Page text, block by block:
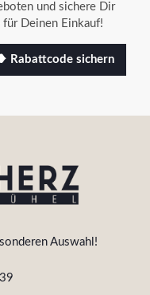
und sichere Dir
für Deinen Einkauf!
Rabattcode sichern
Auswahl!